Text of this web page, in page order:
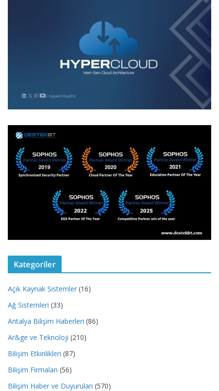
Kategoriler
Açık Kaynak Sistemler (16)
Ağ Sistemleri (33)
Antalya Bilişim Haberleri (86)
Ar&ge ve Teknoloji (210)
Bilişim Etkinlikleri (87)
Bilişim Firmaları (56)
Bilişim Haber ve Duyuruları (570)